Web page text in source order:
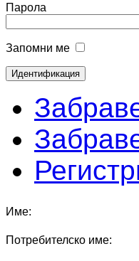
Парола
Запомни ме
Име:
Потребителско име: